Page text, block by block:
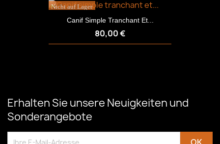
Canif Simple Tranchant Et...
80,00 €
Nicht auf Lager
Erhalten Sie unsere Neuigkeiten und
Sonderangebote